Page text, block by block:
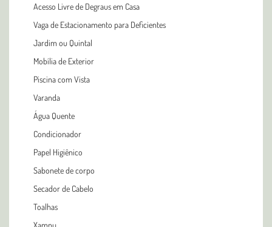
Acesso Livre de Degraus em Casa
Vaga de Estacionamento para Deficientes
Jardim ou Quintal
Mobília de Exterior
Piscina com Vista
Varanda
Água Quente
Condicionador
Papel Higiênico
Sabonete de corpo
Secador de Cabelo
Toalhas
Xampu